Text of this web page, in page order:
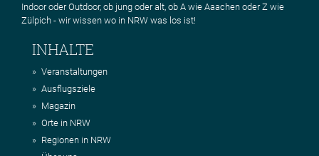
Indoor oder Outdoor, ob jung oder alt, ob A wie Aaachen oder Z wie
Zülpich - wir wissen wo in NRW was los ist!
INHALTE
Veranstaltungen
Ausflugsziele
Magazin
Orte in NRW
Regionen in NRW